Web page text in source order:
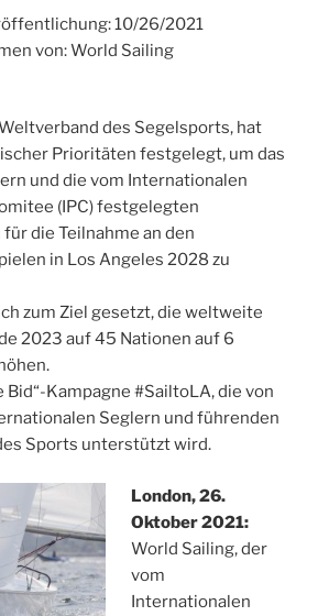
10/26/2021
von: World Sailing
des Segelsports, hat
Prioritäten festgelegt, um das
und die vom Internationalen
(IPC) festgelegten
die Teilnahme an den
in Los Angeles 2028 zu
zum Ziel gesetzt, die weltweite
2023 auf 45 Nationen auf 6
Bid“-Kampagne #SailtoLA, die von
Seglern und führenden
Sports unterstützt wird.
London, 26.
Oktober 2021:
World Sailing, der
vom
Internationalen